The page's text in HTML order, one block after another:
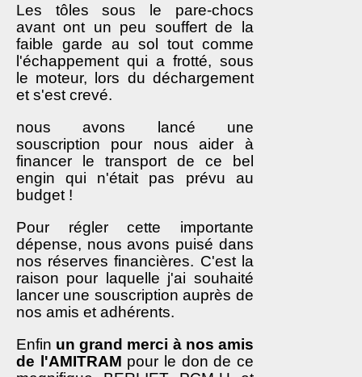
Les tôles sous le pare-chocs
avant ont un peu souffert de la
faible garde au sol tout comme
l'échappement qui a frotté, sous
le moteur, lors du déchargement
et s'est crevé.
nous avons lancé une
souscription pour nous aider à
financer le transport de ce bel
engin qui n'était pas prévu au
budget !
Pour régler cette importante
dépense, nous avons puisé dans
nos réserves financières. C'est la
raison pour laquelle j'ai souhaité
lancer une souscription auprès de
nos amis et adhérents.
Enfin un grand merci à nos amis
de l'AMITRAM pour le don de ce